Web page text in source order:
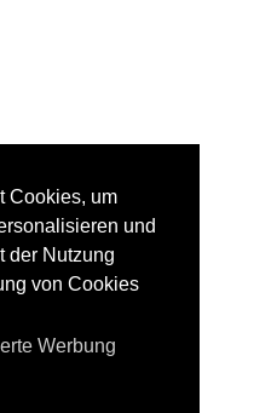
Cookies, um
und
der Nutzung
von Cookies
Werbung